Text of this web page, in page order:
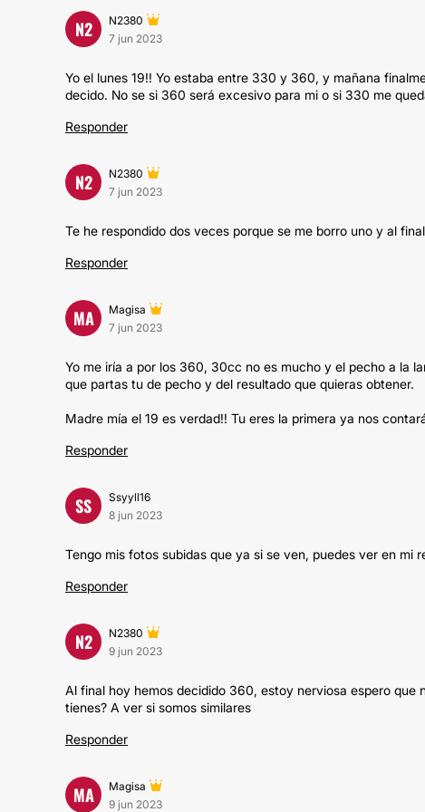
N2
N2380
7 jun 2023
Yo el lunes 19!! Yo estaba entre 330 y 360, y mañana
decido. No se si 360 será excesivo para mi o si 330 me
Responder
N2
N2380
7 jun 2023
Te he respondido dos veces porque se me borro uno y al
Responder
MA
Magisa
7 jun 2023
Yo me iría a por los 360, 30cc no es mucho y el pecho a la
que partas tu de pecho y del resultado que quieras obtener.
Madre mía el 19 es verdad!! Tu eres la primera ya nos
Responder
SS
Ssyyll16
8 jun 2023
Tengo mis fotos subidas que ya si se ven, puedes ver en mi
Responder
N2
N2380
9 jun 2023
Al final hoy hemos decidido 360, estoy nerviosa espero
tienes? A ver si somos similares
Responder
MA
Magisa
9 jun 2023